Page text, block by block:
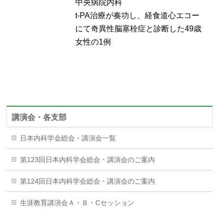
中央病院内科
t-PA治療が奏功し、経食道心エコー
にて奇異性脳塞栓症と診断した49歳
女性の1例
講演会・各支部
日本内科学会総会・講演会一覧
第123回日本内科学会総会・講演会のご案内
第124回日本内科学会総会・講演会のご案内
生涯教育講演会Ａ・Ｂ・Cセッション